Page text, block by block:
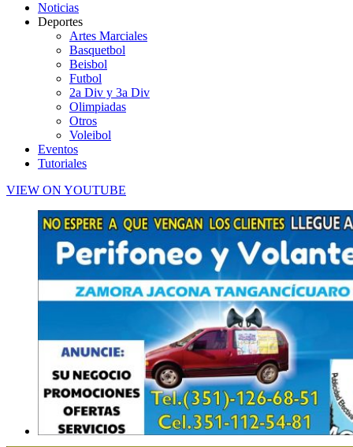
Noticias
Deportes
Artes Marciales
Basquetbol
Beisbol
Futbol
2a Div y 3a Div
Olimpiadas
Otros
Voleibol
Eventos
Tutoriales
VIEW ON YOUTUBE